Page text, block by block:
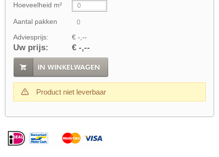
Hoeveelheid m²
Aantal pakken
Adviesprijs: € -,--
Uw prijs: € -,--
IN WINKELWAGEN
Product niet leverbaar